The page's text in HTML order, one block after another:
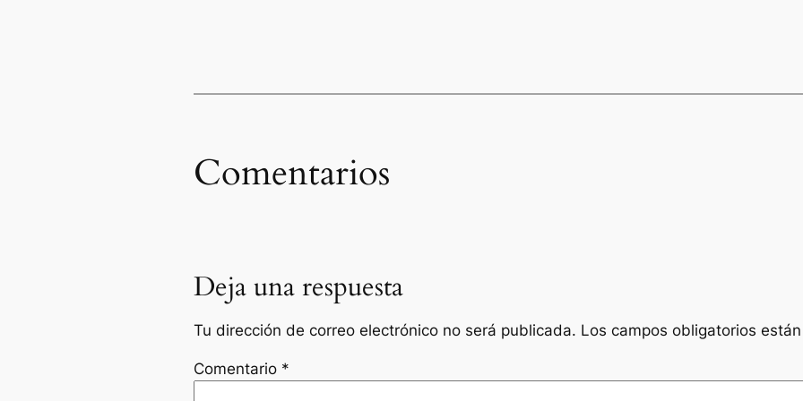
Comentarios
Deja una respuesta
Tu dirección de correo electrónico no será publicada. Los campos obligatorios
Comentario *